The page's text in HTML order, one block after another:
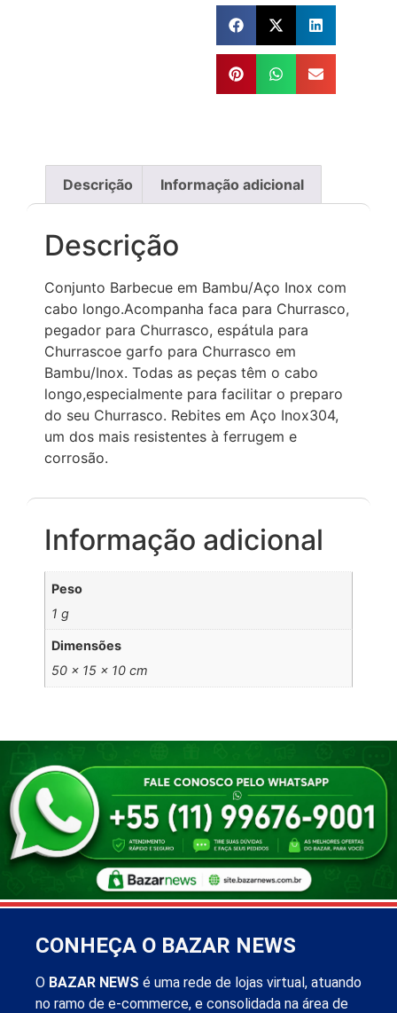
Descrição Informação adicional
Descrição
Conjunto Barbecue em Bambu/Aço Inox com
cabo longo.Acompanha faca para Churrasco,
pegador para Churrasco, espátula para
Churrascoe garfo para Churrasco em
Bambu/Inox. Todas as peças têm o cabo
longo,especialmente para facilitar o preparo
do seu Churrasco. Rebites em Aço Inox304,
um dos mais resistentes à ferrugem e
corrosão.
Informação adicional
Peso
1 g
Dimensões
50 × 15 × 10 cm
CONHEÇA O BAZAR NEWS
O BAZAR NEWS é uma rede de lojas virtual, atuando
no ramo de e-commerce, e consolidada na área de